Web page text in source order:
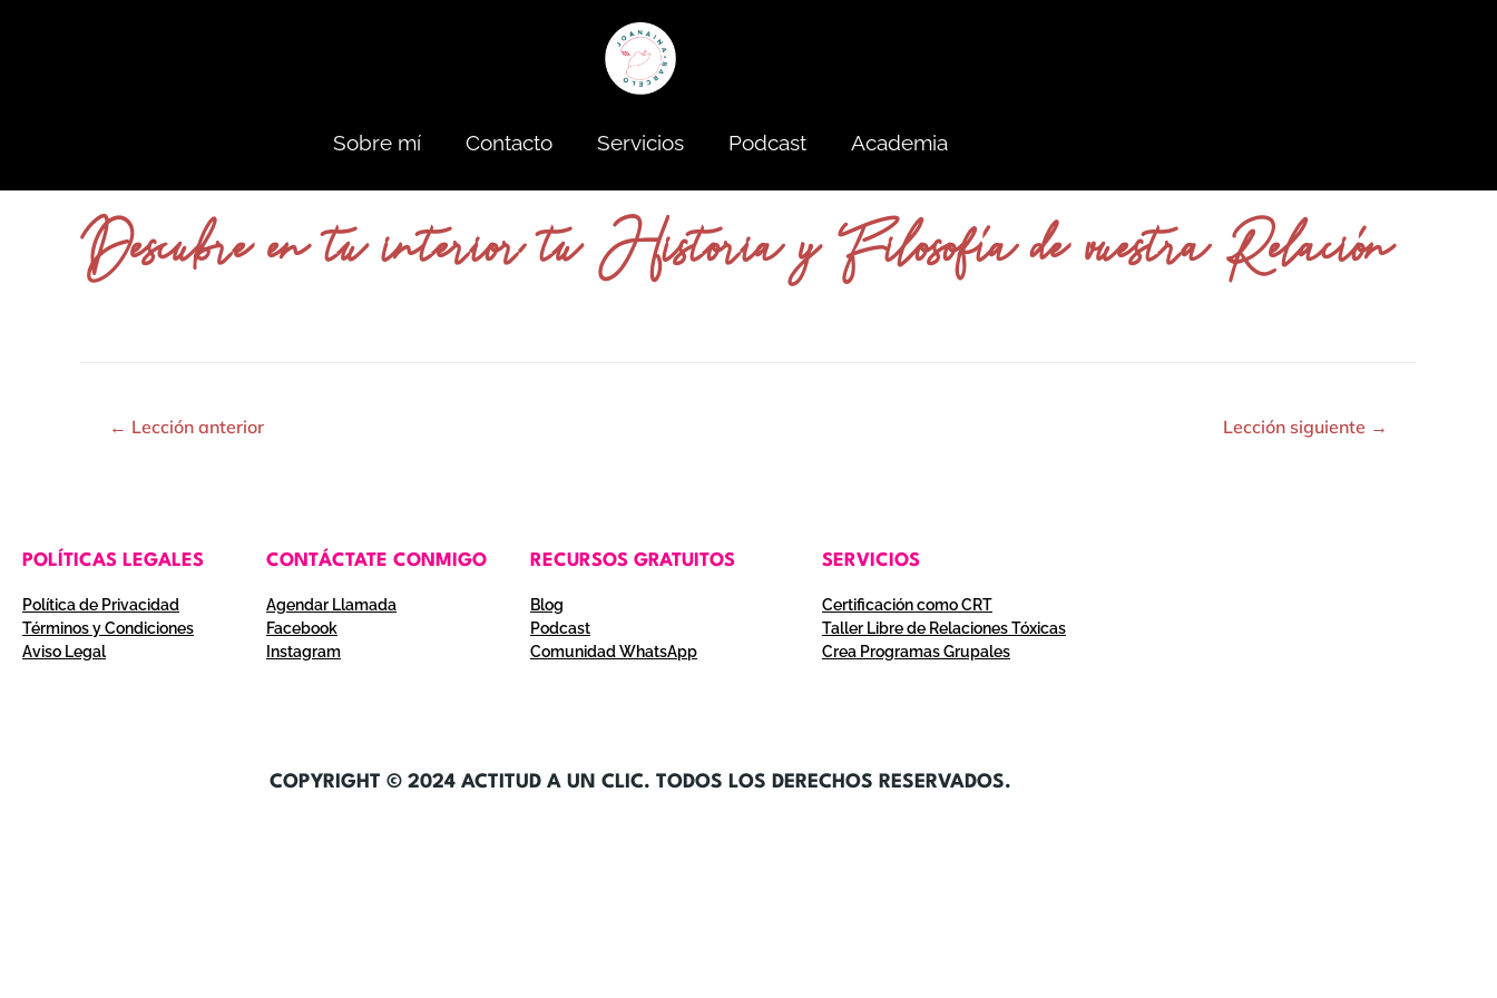
Sobre mí Contacto Servicios Podcast Academia
Descubre en tu interior tu Historia y Filosofía de vuestra Relación
← Lección anterior Lección siguiente →
POLÍTICAS LEGALES
Política de Privacidad
Términos y Condiciones
Aviso Legal
CONTÁCTATE CONMIGO
Agendar Llamada
Facebook
Instagram
RECURSOS GRATUITOS
Blog
Podcast
Comunidad WhatsApp
SERVICIOS
Certificación como CRT
Taller Libre de Relaciones Tóxicas
Crea Programas Grupales
COPYRIGHT © 2024 ACTITUD A UN CLIC. TODOS LOS DERECHOS RESERVADOS.